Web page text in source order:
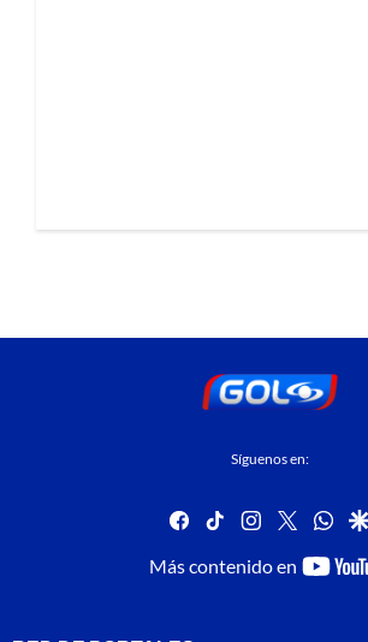
Síguenos en:
facebook
tiktok instagram
twitter
Más contenido en